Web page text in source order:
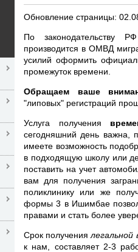
Обновление страницы:
По законодательству
производится в ОМВД
усилий оформить
промежуток времени.
Обращаем ваше
"липовых" регистраций
Услуга получения
сегодняшний день
имеете возможность
в подходящую школу или
поставить на учет
вам для получения
поликлинику или же
формы 3 в Ишимбае
правами и стать более
Срок получениялегальной
к нам, составляет 2-3